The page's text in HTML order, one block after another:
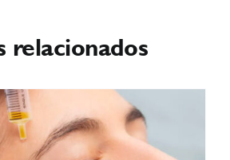
relacionados